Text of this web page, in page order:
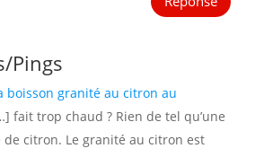
Pings
boisson granité au citron au
fait trop chaud ? Rien de tel qu’une
de citron. Le granité au citron est